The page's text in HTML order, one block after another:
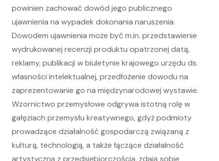
powinien zachować dowód jego publicznego
ujawnienia na wypadek dokonania naruszenia.
Dowodem ujawnienia może być m.in. przedstawienie
wydrukowanej recenzji produktu opatrzonej datą,
reklamy, publikacji w biuletynie krajowego urzędu ds.
własności intelektualnej, przedłożenie dowodu na
zaprezentowanie go na międzynarodowej wystawie.
Wzornictwo przemysłowe odgrywa istotną rolę w
gałęziach przemysłu kreatywnego, gdyż podmioty
prowadzące działalność gospodarczą związaną z
kulturą, technologią, a także łączące działalność
artystyczną z przedsiębiorczością, zdają sobie